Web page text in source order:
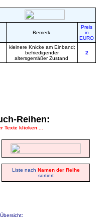
Bemerk.
Preis
in
EURO
kleinere Knicke am Einband;
befriedigender
altersgemäßer Zustand
2
Reihen:
Texte klicken ...
Liste nach Namen der Reihe
sortiert